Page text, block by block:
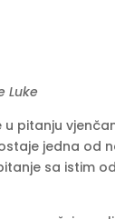
Luke
pitanju
jedna od
sa istim